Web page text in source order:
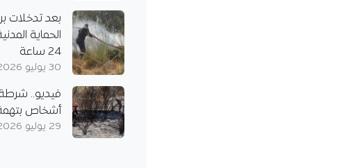
بعد تدخلات
24 ساعة
30 يوليو 2026
أشخاص بتهمة
29 يوليو 2026